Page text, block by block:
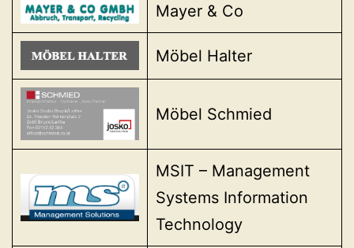
Mayer & Co
Möbel Halter
Möbel Schmied
MSIT – Management
Systems Information
Technology